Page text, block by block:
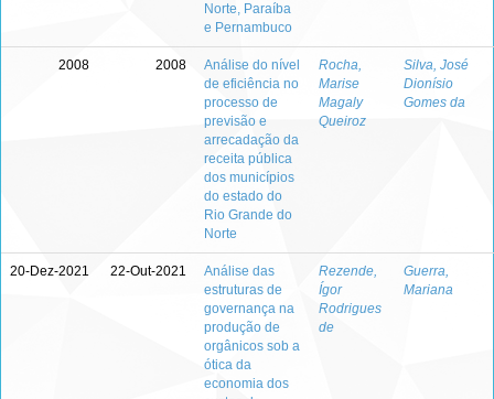
Norte, Paraíba
e Pernambuco
2008 2008
Análise do nível
de eficiência no
processo de
previsão e
arrecadação da
receita pública
dos municípios
do estado do
Rio Grande do
Norte
Rocha,
Marise
Magaly
Queiroz
Silva, José
Dionísio
Gomes da
20-Dez-2021 22-Out-2021
Análise das
estruturas de
governança na
produção de
orgânicos sob a
ótica da
economia dos
Rezende,
Ígor
Rodrigues
de
Guerra,
Mariana